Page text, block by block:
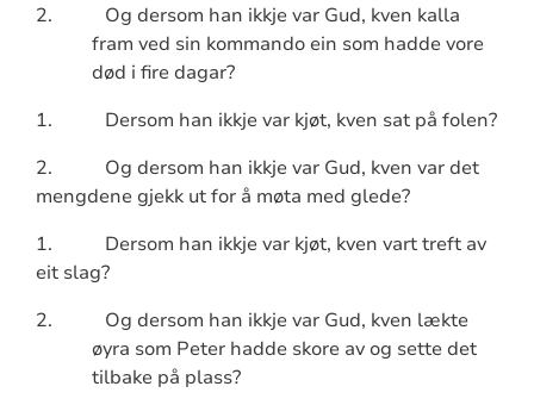
2.
Og dersom han ikkje var Gud, kven kalla
fram ved sin kommando ein som hadde vore
død i fire dagar?
1.
Dersom han ikkje var kjøt, kven sat på folen?
2.
Og dersom han ikkje var Gud, kven var det
mengdene gjekk ut for å møta med glede?
1.
Dersom han ikkje var kjøt, kven vart treft av
eit slag?
2.
Og dersom han ikkje var Gud, kven lækte
øyra som Peter hadde skore av og sette det
tilbake på plass?